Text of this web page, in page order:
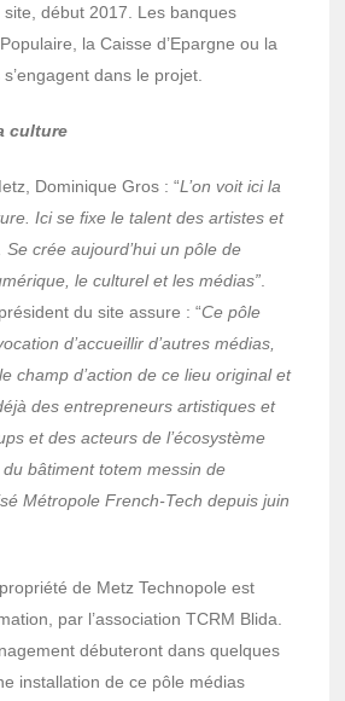
début 2017. Les banques
la Caisse d’Epargne ou la
dans le projet.
culture
Dominique Gros : “L’on voit ici la
Ici se fixe le talent des artistes et
crée aujourd’hui un pôle de
le culturel et les médias”
du site assure : “Ce pôle
d’accueillir d’autres médias,
champ d’action de ce lieu original et
des entrepreneurs artistiques et
et des acteurs de l’écosystème
bâtiment totem messin de
Métropole French-Tech depuis juin
de Metz Technopole est
par l’association TCRM Blida.
débuteront dans quelques
installation de ce pôle médias